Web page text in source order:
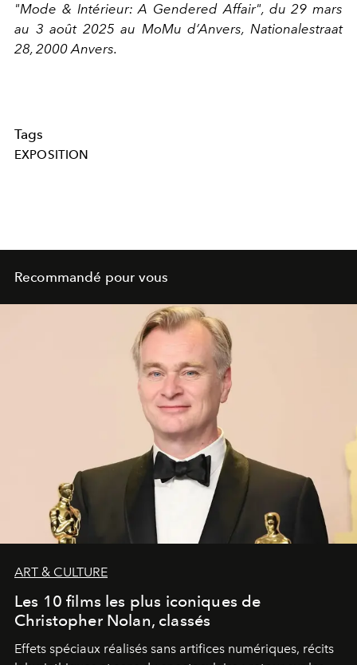
"Mode & Intérieur: A Gendered Affair", du 29 mars
au 3 août 2025 au MoMu d’Anvers, Nationalestraat
28, 2000 Anvers.
Tags
EXPOSITION
Recommandé pour vous
ART & CULTURE
Les 10 films les plus iconiques de
Christopher Nolan, classés
Effets spéciaux réalisés sans artifices numériques, récits